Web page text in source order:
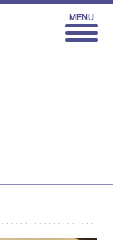
MENU